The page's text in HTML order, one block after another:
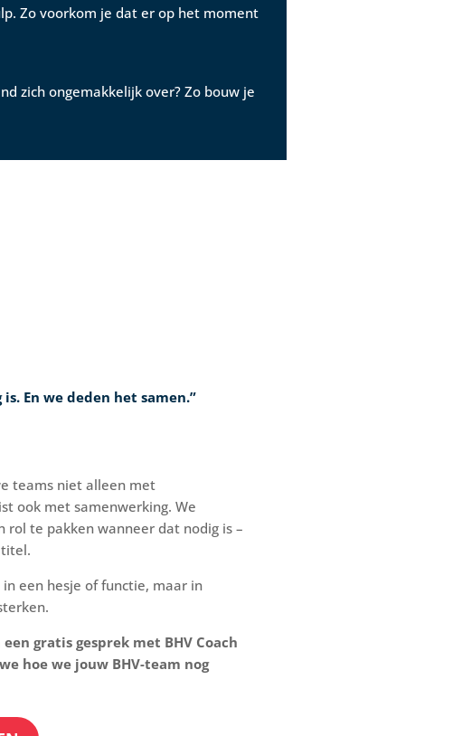
Zo voorkom je dat er op het moment
zich ongemakkelijk over? Zo bouw je
En we deden het samen.”
teams niet alleen met
ook met samenwerking. We
rol te pakken wanneer dat nodig is –
een hesje of functie, maar in
gratis gesprek met BHV Coach
hoe we jouw BHV-team nog
CURA Assistant